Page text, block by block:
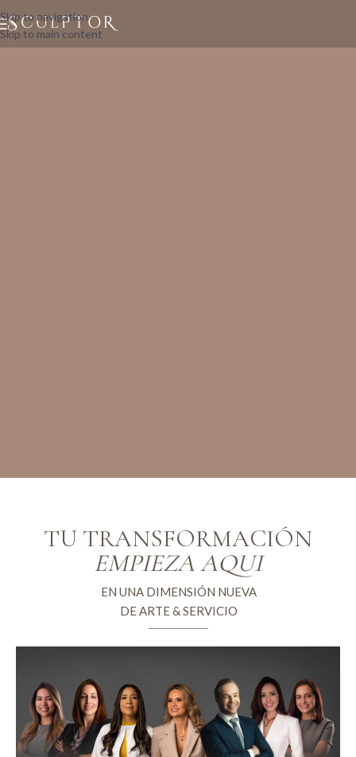
Skip to navigation
Skip to main content
TU TRANSFORMACIÓN
EMPIEZA AQUI
EN UNA DIMENSIÓN NUEVA
DE ARTE & SERVICIO